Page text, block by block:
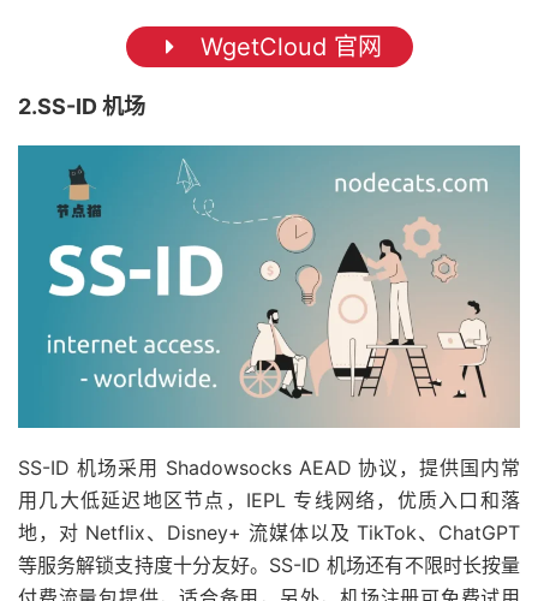
WgetCloud 官网
2.SS-ID 机场
SS-ID 机场采用 Shadowsocks AEAD 协议，提供国内常
用几大低延迟地区节点，IEPL 专线网络，优质入口和落
地，对 Netflix、Disney+ 流媒体以及 TikTok、ChatGPT
等服务解锁支持度十分友好。SS-ID 机场还有不限时长按量